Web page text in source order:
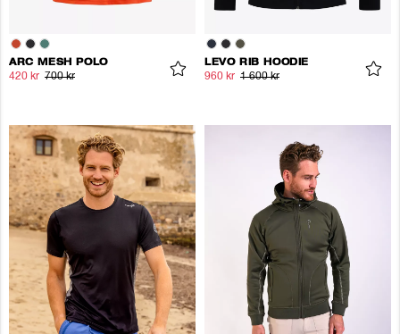
ARC MESH POLO
420 kr 700 kr
LEVO RIB HOODIE
960 kr 1 600 kr